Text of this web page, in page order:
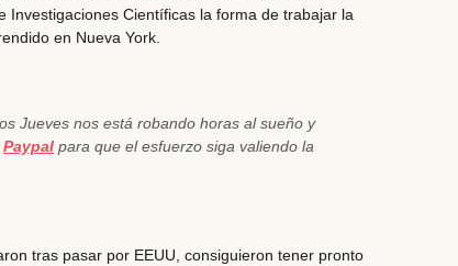
Investigaciones Científicas la forma de trabajar la
en Nueva York.
Jueves nos está robando horas al sueño y
Paypal para que el esfuerzo siga valiendo la
tras pasar por EEUU, consiguieron tener pronto